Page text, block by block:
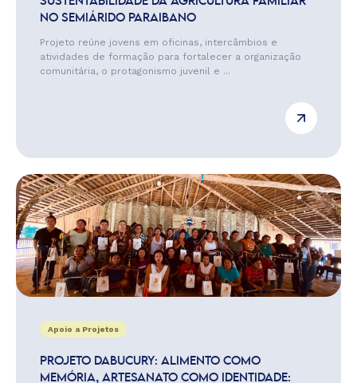
NO SEMIÁRIDO PARAIBANO
Projeto reúne jovens em oficinas, intercâmbios e
atividades de formação para fortalecer a organização
comunitária, o protagonismo juvenil e ...
Apoio a Projetos
PROJETO DABUCURY: ALIMENTO COMO
MEMÓRIA, ARTESANATO COMO IDENTIDADE: